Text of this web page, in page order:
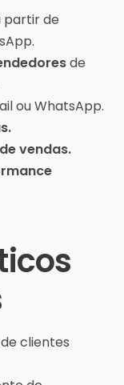
partir de
de
ou WhatsApp.
vendas.
clientes